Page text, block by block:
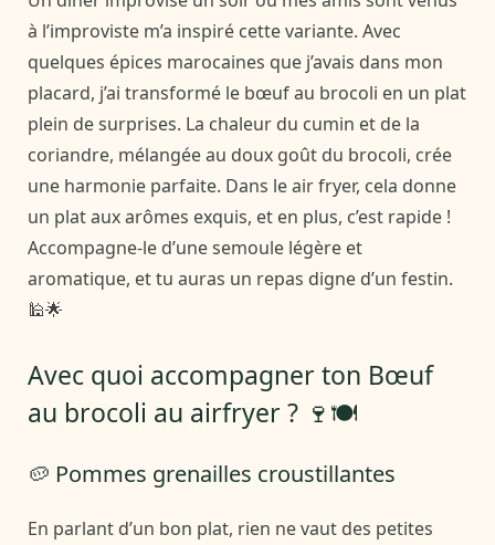
à l’improviste m’a inspiré cette variante. Avec
quelques épices marocaines que j’avais dans mon
placard, j’ai transformé le bœuf au brocoli en un plat
plein de surprises. La chaleur du cumin et de la
coriandre, mélangée au doux goût du brocoli, crée
une harmonie parfaite. Dans le air fryer, cela donne
un plat aux arômes exquis, et en plus, c’est rapide !
Accompagne-le d’une semoule légère et
aromatique, et tu auras un repas digne d’un festin.
🕌🌟
Avec quoi accompagner ton Bœuf
au brocoli au airfryer ? 🍷🍽️
🥔 Pommes grenailles croustillantes
En parlant d’un bon plat, rien ne vaut des petites